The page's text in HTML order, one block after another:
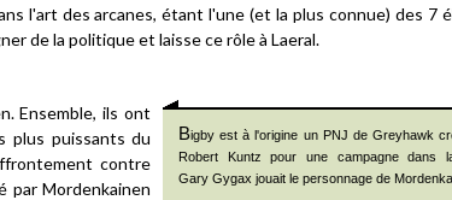
l'art des arcanes, étant l'une (et la plus connue) des 7
de la politique et laisse ce rôle à Laeral.
Bigby est à l'origine un PNJ de Greyhawk
Robert Kuntz pour une campagne dans
Gary Gygax jouait le personnage de
Ensemble, ils ont
plus puissants du
contre
par Mordenkainen